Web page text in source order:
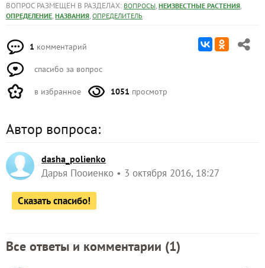
ВОПРОС РАЗМЕЩЕН В РАЗДЕЛАХ: ВОПРОСЫ, НЕИЗВЕСТНЫЕ РАСТЕНИЯ,
ОПРЕДЕЛЕНИЕ, НАЗВАНИЯ, ОПРЕДЕЛИТЕЛЬ
1 комментарий
спасибо за вопрос
в избранное 1051 просмотр
Автор вопроса:
dasha_polienko
Дарья Пооиенко 3 октября 2016, 18:27
Сказать спасибо!
Все ответы и комментарии (1)